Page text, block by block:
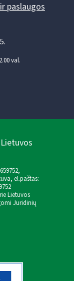
paslaugos
val.
el.paštas:
Lietuvos
Juridinių